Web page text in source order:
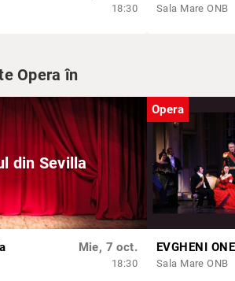
18:30 Sala Mare ONB
Opera în
din Sevilla
Mie, 7 oct.
18:30
Opera
EVGHENI
Sala Mare ONB